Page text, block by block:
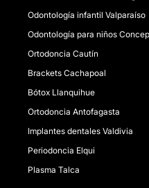
Odontología infantil Valparaíso
Odontología para niños
Ortodoncia Cautín
Brackets Cachapoal
Bótox Llanquihue
Ortodoncia Antofagasta
Implantes dentales Valdivia
Periodoncia Elqui
Plasma Talca